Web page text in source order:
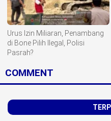
Urus Izin Miliaran, Penambang
di Bone Pilih Ilegal, Polisi
Pasrah?
COMMENT